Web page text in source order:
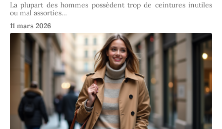
La plupart des hommes possèdent trop de ceintures inutiles
ou mal assorties…
11 mars 2026